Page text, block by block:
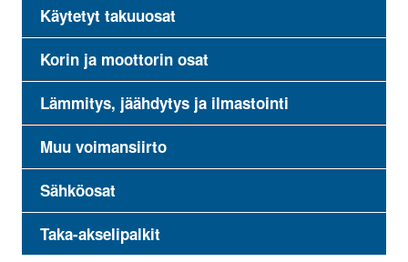
Käytetyt takuuosat
Korin ja moottorin osat
Lämmitys, jäähdytys ja ilmastointi
Muu voimansiirto
Sähköosat
Taka-akselipalkit